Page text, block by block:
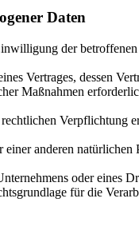
Daten
der
Vertrages, dessen
Maßnahmen
anderen
oder
für die